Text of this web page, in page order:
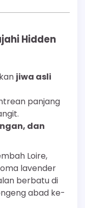
Hidden
jiwa asli
panjang
dan
Loire,
lavender
berbatu di
abad ke-